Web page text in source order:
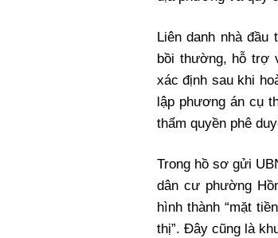
Liên danh nhà
bồi thường, hỗ trợ
xác định sau khi
lập phương án cụ
thẩm quyền phê
Trong hồ sơ gửi
dân cư phường
hình thành “mặt
thị”. Đây cũng là